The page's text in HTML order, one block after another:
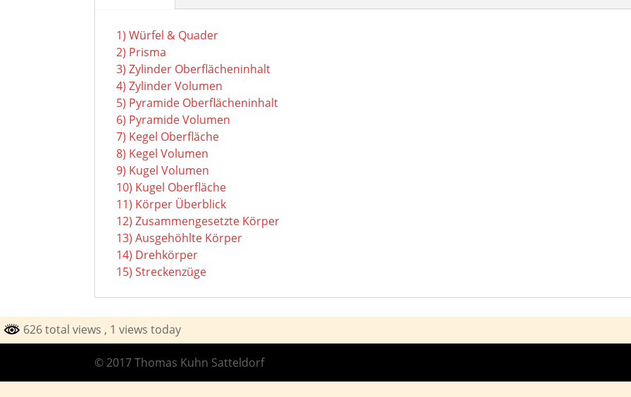
1) Würfel & Quader
2) Prisma
3) Zylinder Oberflächeninhalt
4) Zylinder Volumen
5) Pyramide Oberflächeninhalt
6) Pyramide Volumen
7) Kegel Oberfläche
8) Kegel Volumen
9) Kugel Volumen
10) Kugel Oberfläche
11) Körper Überblick
12) Zusammengesetzte Körper
13) Ausgehöhlte Körper
14) Drehkörper
15) Streckenzüge
626 total views , 1 views today
© 2017 Thomas Kuhn Satteldorf